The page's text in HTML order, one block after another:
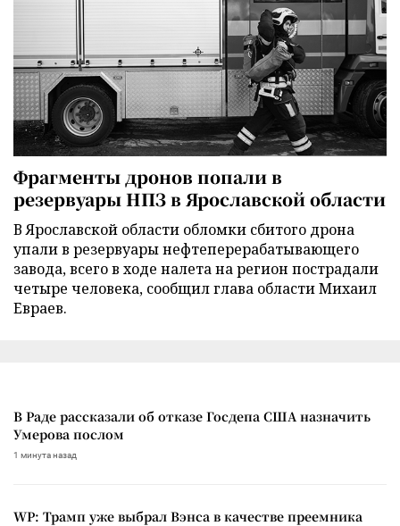
Фрагменты дронов попали в
резервуары НПЗ в Ярославской области
В Ярославской области обломки сбитого дрона
упали в резервуары нефтеперерабатывающего
завода, всего в ходе налета на регион пострадали
четыре человека, сообщил глава области Михаил
Евраев.
В Раде рассказали об отказе Госдепа США назначить
Умерова послом
1 минута назад
WP: Трамп уже выбрал Вэнса в качестве преемника